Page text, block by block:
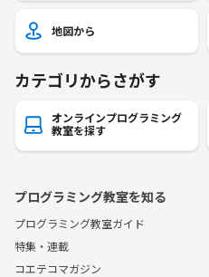
地図から
カテゴリからさがす
オンラインプログラミング
教室を探す
プログラミング教室を知る
プログラミング教室ガイド
特集・連載
コエテコマガジン